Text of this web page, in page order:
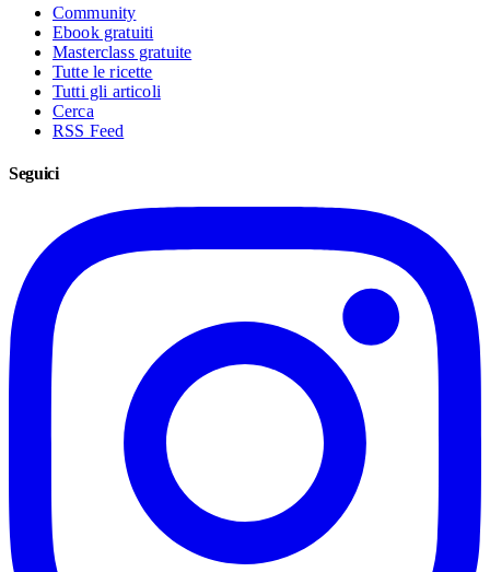
Community
Ebook gratuiti
Masterclass gratuite
Tutte le ricette
Tutti gli articoli
Cerca
RSS Feed
Seguici